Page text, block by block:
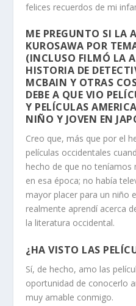
felices recuerdos de mi
ME PREGUNTO SI LA
KUROSAWA POR
(INCLUSO FILMÓ LA
HISTORIA DE
MCBAIN Y OTRAS
DEBE A QUE VIO
Y PELÍCULAS
NIÑO Y JOVEN EN
Creo que, más que por el
películas occidentales
hecho de que no
en esa época; no había
mayor placer para un niño
realmente aprendí acerca
la literatura occidental.
¿HA VISTO LAS
Sí, de hecho, amo las
oportunidad de conocerlo
muy amable conmigo.